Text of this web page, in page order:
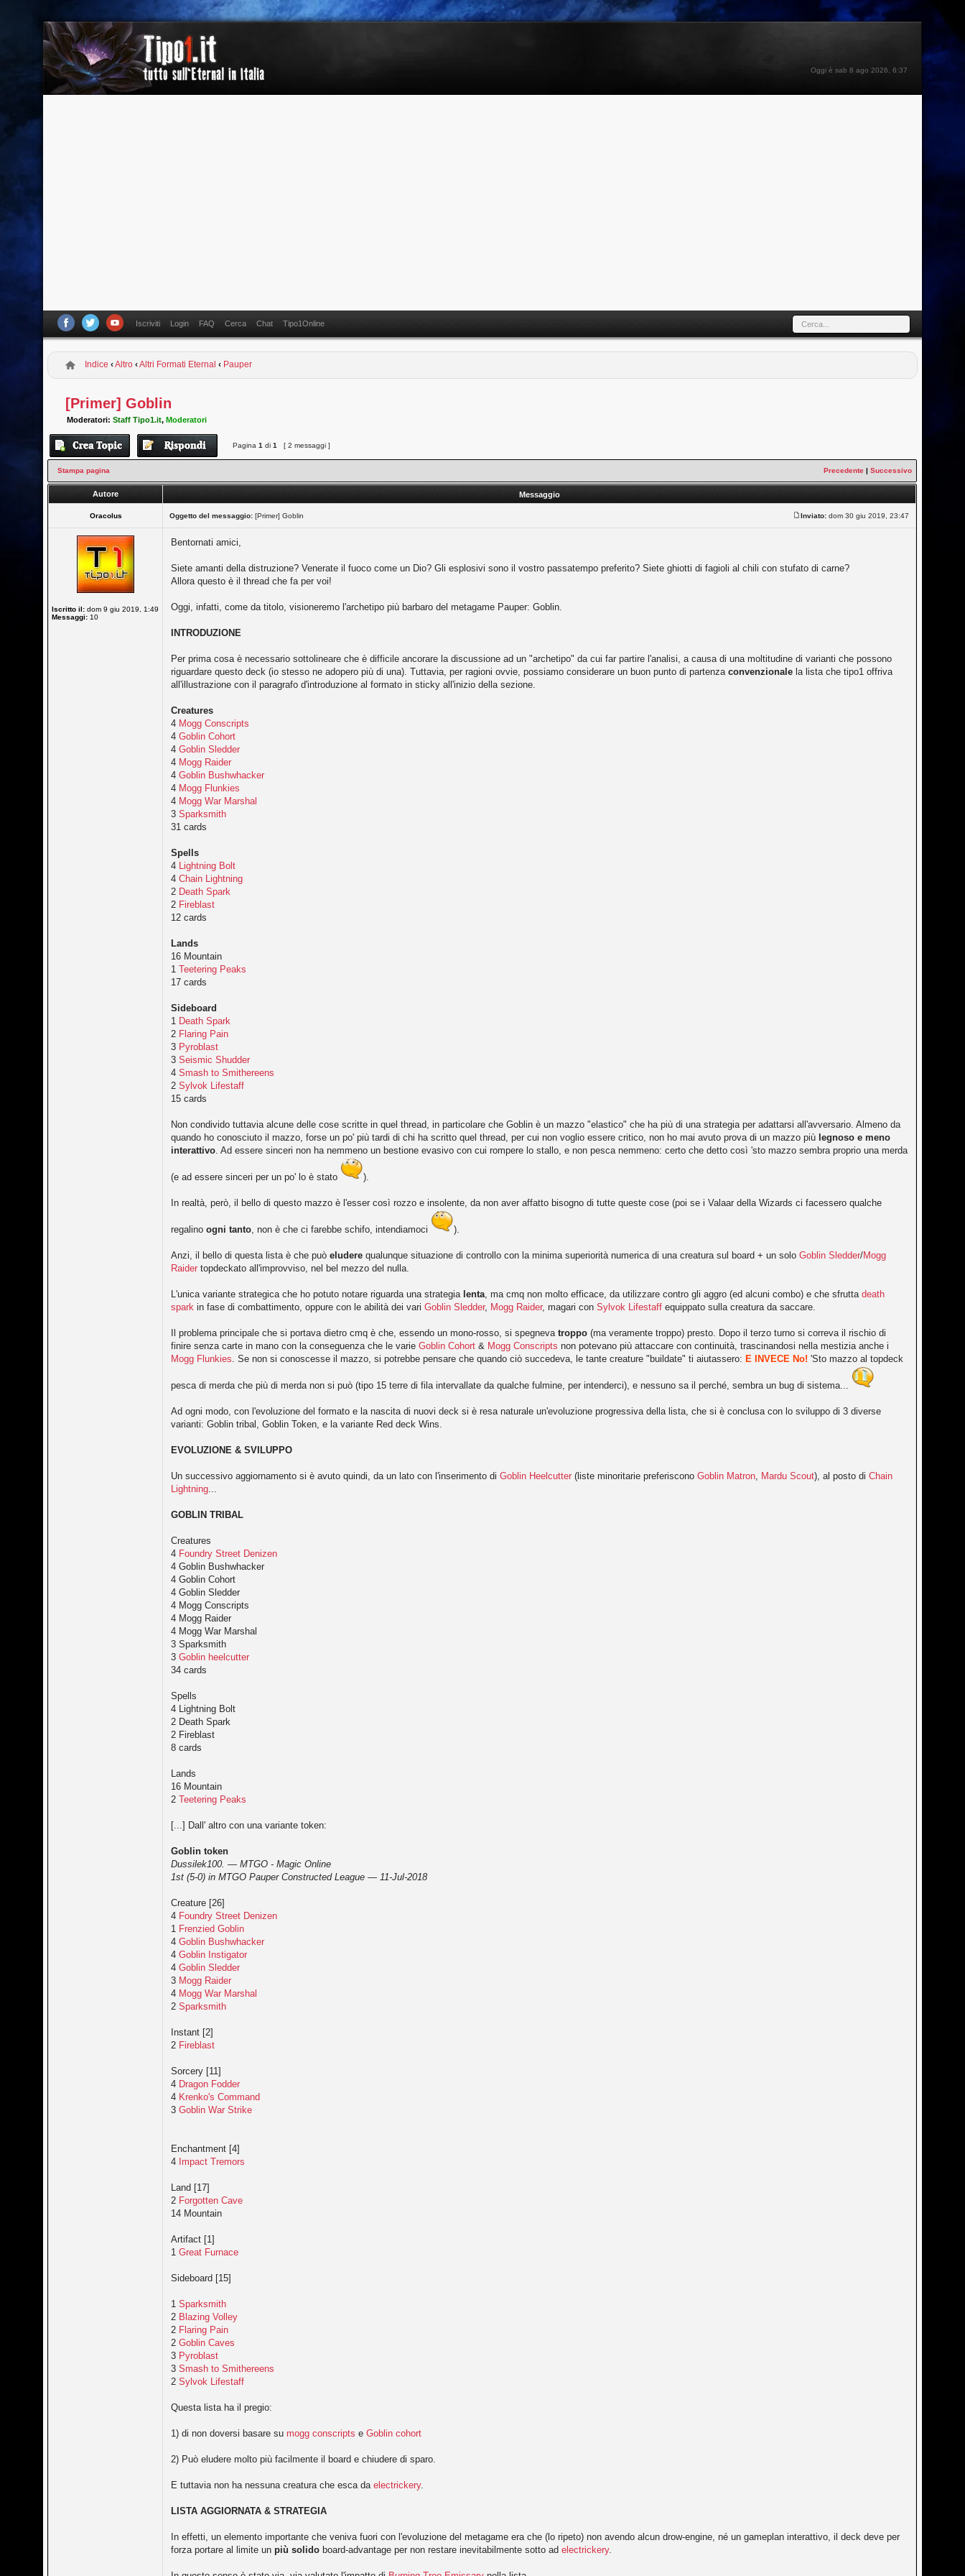
Oggi è sab 8 ago 2026, 6:37
Iscriviti Login FAQ Cerca Chat Tipo1Online
Indice ‹Altro ‹Altri Formati Eternal ‹ Pauper
[Primer] Goblin
Moderatori:Staff Tipo1.it,Moderatori
Pagina1 di1 [ 2 messaggi ]
Stampa pagina Precedente |Successivo
Autore Messaggio
Oracolus Oggetto del messaggio: [Primer] Goblin Inviato: dom 30 giu 2019, 23:47
Iscritto il: dom 9 giu 2019, 1:49
Messaggi: 10
Bentornati amici,
Siete amanti della distruzione? Venerate il fuoco come un Dio? Gli esplosivi sono il vostro passatempo preferito? Siete ghiotti di fagioli al chili con stufato di carne?
Allora questo è il thread che fa per voi!
Oggi, infatti, come da titolo, visioneremo l'archetipo più barbaro del metagame Pauper: Goblin.
INTRODUZIONE
Per prima cosa è necessario sottolineare che è difficile ancorare la discussione ad un "archetipo" da cui far partire l'analisi, a causa di una moltitudine di varianti che possono
riguardare questo deck (io stesso ne adopero più di una). Tuttavia, per ragioni ovvie, possiamo considerare un buon punto di partenzaconvenzionale la lista che tipo1 offriva
all'illustrazione con il paragrafo d'introduzione al formato in sticky all'inizio della sezione.
Creatures
4 Mogg Conscripts
4Goblin Cohort
4Goblin Sledder
4 Mogg Raider
4Goblin Bushwhacker
4 Mogg Flunkies
4 Mogg War Marshal
3Sparksmith
31 cards
Spells
4 Lightning Bolt
4Chain Lightning
2 Death Spark
2 Fireblast
12 cards
Lands
16 Mountain
1Teetering Peaks
17 cards
Sideboard
1 Death Spark
2 Flaring Pain
3 Pyroblast
3Seismic Shudder
4Smash to Smithereens
2Sylvok Lifestaff
15 cards
Non condivido tuttavia alcune delle cose scritte in quel thread, in particolare che Goblin è un mazzo "elastico" che ha più di una strategia per adattarsi all'avversario. Almeno da
quando ho conosciuto il mazzo, forse un po' più tardi di chi ha scritto quel thread, per cui non voglio essere critico, non ho mai avuto prova di un mazzo più legnoso e meno
interattivo. Ad essere sinceri non ha nemmeno un bestione evasivo con cui rompere lo stallo, e non pesca nemmeno: certo che detto così 'sto mazzo sembra proprio una merda
(e ad essere sinceri per un po' lo è stato ).
In realtà, però, il bello di questo mazzo è l'esser così rozzo e insolente, da non aver affatto bisogno di tutte queste cose (poi se i Valaar della Wizards ci facessero qualche
regalinoogni tanto, non è che ci farebbe schifo, intendiamoci ).
Anzi, il bello di questa lista è che puòeludere qualunque situazione di controllo con la minima superiorità numerica di una creatura sul board + un soloGoblin Sledder/Mogg
Raider topdeckato all'improvviso, nel bel mezzo del nulla.
L'unica variante strategica che ho potuto notare riguarda una strategia lenta, ma cmq non molto efficace, da utilizzare contro gli aggro (ed alcuni combo) e che sfruttadeath
spark in fase di combattimento, oppure con le abilità dei variGoblin Sledder, Mogg Raider, magari conSylvok Lifestaff equippato sulla creatura da saccare.
Il problema principale che si portava dietro cmq è che, essendo un mono-rosso, si spegnevatroppo (ma veramente troppo) presto. Dopo il terzo turno si correva il rischio di
finire senza carte in mano con la conseguenza che le varieGoblin Cohort & Mogg Conscripts non potevano più attaccare con continuità, trascinandosi nella mestizia anche i
Mogg Flunkies. Se non si conoscesse il mazzo, si potrebbe pensare che quando ciò succedeva, le tante creature "buildate" ti aiutassero: E INVECE No! 'Sto mazzo al topdeck
pesca di merda che più di merda non si può (tipo 15 terre di fila intervallate da qualche fulmine, per intenderci), e nessuno sa il perché, sembra un bug di sistema...
Ad ogni modo, con l'evoluzione del formato e la nascita di nuovi deck si è resa naturale un'evoluzione progressiva della lista, che si è conclusa con lo sviluppo di 3 diverse
varianti: Goblin tribal, Goblin Token, e la variante Red deck Wins.
EVOLUZIONE & SVILUPPO
Un successivo aggiornamento si è avuto quindi, da un lato con l'inserimento diGoblin Heelcutter (liste minoritarie preferisconoGoblin Matron, Mardu Scout), al posto diChain
Lightning...
GOBLIN TRIBAL
Creatures
4 Foundry Street Denizen
4 Goblin Bushwhacker
4 Goblin Cohort
4 Goblin Sledder
4 Mogg Conscripts
4 Mogg Raider
4 Mogg War Marshal
3 Sparksmith
3Goblin heelcutter
34 cards
Spells
4 Lightning Bolt
2 Death Spark
2 Fireblast
8 cards
Lands
16 Mountain
2Teetering Peaks
[...] Dall' altro con una variante token:
Goblin token
Dussilek100. — MTGO - Magic Online
1st (5-0) in MTGO Pauper Constructed League — 11-Jul-2018
Creature [26]
4 Foundry Street Denizen
1 Frenzied Goblin
4Goblin Bushwhacker
4Goblin Instigator
4Goblin Sledder
3 Mogg Raider
4 Mogg War Marshal
2Sparksmith
Instant [2]
2 Fireblast
Sorcery [11]
4 Dragon Fodder
4 Krenko's Command
3Goblin War Strike
Enchantment [4]
4 Impact Tremors
Land [17]
2 Forgotten Cave
14 Mountain
Artifact [1]
1Great Furnace
Sideboard [15]
1Sparksmith
2 Blazing Volley
2 Flaring Pain
2Goblin Caves
3 Pyroblast
3Smash to Smithereens
2Sylvok Lifestaff
Questa lista ha il pregio:
1) di non doversi basare sumogg conscripts eGoblin cohort
2) Può eludere molto più facilmente il board e chiudere di sparo.
E tuttavia non ha nessuna creatura che esca daelectrickery.
LISTA AGGIORNATA & STRATEGIA
In effetti, un elemento importante che veniva fuori con l'evoluzione del metagame era che (lo ripeto) non avendo alcun drow-engine, né un gameplan interattivo, il deck deve per
forza portare al limite unpiù solido board-advantage per non restare inevitabilmente sotto adelectrickery.